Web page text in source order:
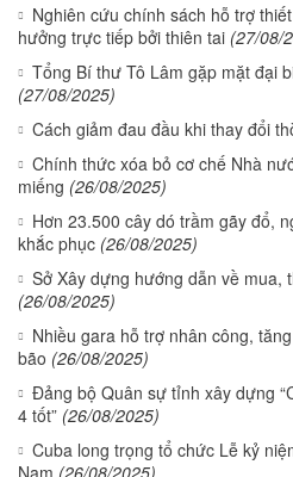
Nghiên cứu chính sách hỗ trợ
hưởng trực tiếp bởi thiên tai (27/08/
Tổng Bí thư Tô Lâm gặp mặt đại
(27/08/2025)
Cách giảm đau đầu khi thay đổi
Chính thức xóa bỏ cơ chế Nhà
miếng (26/08/2025)
Hơn 23.500 cây dó trầm gãy đổ,
khắc phục (26/08/2025)
Sở Xây dựng hướng dẫn về mua,
(26/08/2025)
Nhiều gara hỗ trợ nhân công,
bão (26/08/2025)
Đảng bộ Quân sự tỉnh xây dựng
4 tốt” (26/08/2025)
Cuba long trọng tổ chức Lễ kỷ
Nam (26/08/2025)